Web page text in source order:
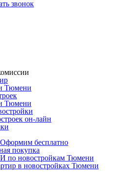
звонок
Тюмени
Тюмени
он-лайн
бесплатно
покупка
новостройкам Тюмени
в новостройках Тюмени